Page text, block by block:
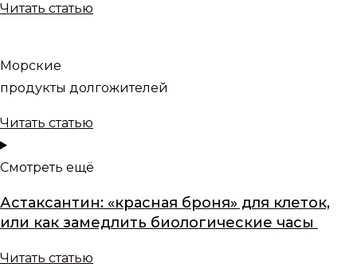
Читать статью
Морские
продукты долгожителей
Читать статью
Смотреть ещё
Астаксантин: «красная броня» для клеток,
или как замедлить биологические часы
Читать статью